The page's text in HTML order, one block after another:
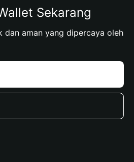
Sekarang
aman yang dipercaya oleh